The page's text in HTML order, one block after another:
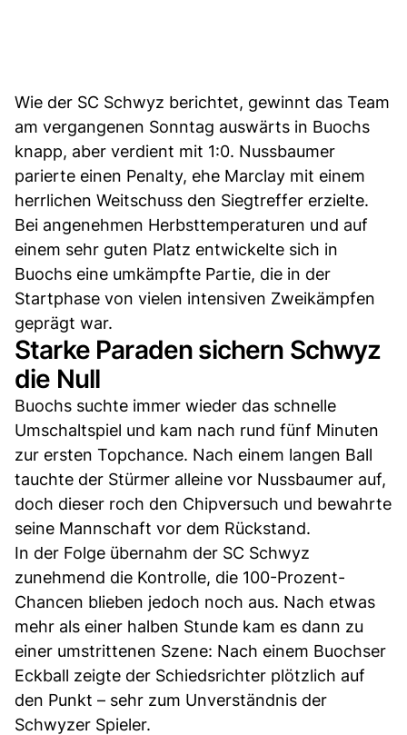
Wie der SC Schwyz berichtet, gewinnt das Team
am vergangenen Sonntag auswärts in Buochs
knapp, aber verdient mit 1:0. Nussbaumer
parierte einen Penalty, ehe Marclay mit einem
herrlichen Weitschuss den Siegtreffer erzielte.
Bei angenehmen Herbsttemperaturen und auf
einem sehr guten Platz entwickelte sich in
Buochs eine umkämpfte Partie, die in der
Startphase von vielen intensiven Zweikämpfen
geprägt war.
Starke Paraden sichern Schwyz
die Null
Buochs suchte immer wieder das schnelle
Umschaltspiel und kam nach rund fünf Minuten
zur ersten Topchance. Nach einem langen Ball
tauchte der Stürmer alleine vor Nussbaumer auf,
doch dieser roch den Chipversuch und bewahrte
seine Mannschaft vor dem Rückstand.
In der Folge übernahm der SC Schwyz
zunehmend die Kontrolle, die 100-Prozent-
Chancen blieben jedoch noch aus. Nach etwas
mehr als einer halben Stunde kam es dann zu
einer umstrittenen Szene: Nach einem Buochser
Eckball zeigte der Schiedsrichter plötzlich auf
den Punkt – sehr zum Unverständnis der
Schwyzer Spieler.